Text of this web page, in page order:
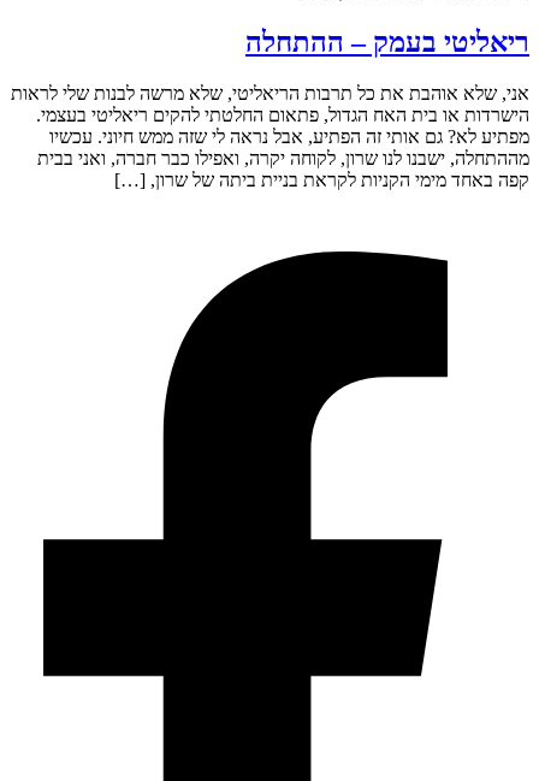
ריאליטי בעמק – ההתחלה
אני, שלא אוהבת את כל תרבות הריאליטי, שלא מרשה לבנות שלי לראות
הישרדות או בית האח הגדול, פתאום החלטתי להקים ריאליטי בעצמי.
מפתיע לא? גם אותי זה הפתיע, אבל נראה לי שזה ממש חיוני. עכשיו
מההתחלה, ישבנו לנו שרון, לקוחה יקרה, ואפילו כבר חברה, ואני בבית
קפה באחד מימי הקניות לקראת בניית ביתה של שרון, […]